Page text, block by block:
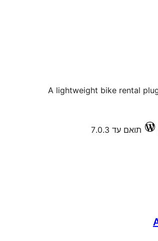
A lightweight bike rental
תואם עד 7.0.3